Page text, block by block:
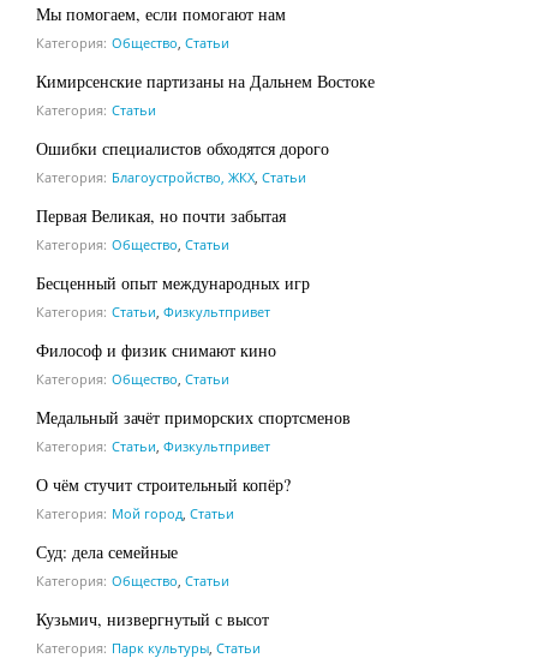
Мы помогаем, если помогают нам
Категория: Общество Статьи
Кимирсенские партизаны на Дальнем Востоке
Категория: Статьи
Ошибки специалистов обходятся дорого
Категория: Благоустройство, ЖКХ Статьи
Первая Великая, но почти забытая
Категория: Общество Статьи
Бесценный опыт международных игр
Категория: Статьи Физкультпривет
Философ и физик снимают кино
Категория: Общество Статьи
Медальный зачёт приморских спортсменов
Категория: Статьи Физкультпривет
О чём стучит строительный копёр?
Категория: Мой город Статьи
Суд: дела семейные
Категория: Общество Статьи
Кузьмич, низвергнутый с высот
Категория: Парк культуры Статьи